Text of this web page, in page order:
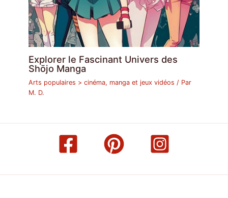
Explorer le Fascinant Univers des
Shōjo Manga
Arts populaires > cinéma, manga et jeux vidéos / Par
M. D.